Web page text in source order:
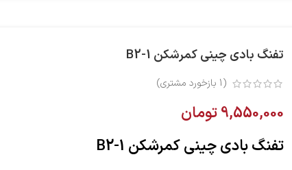
تفنگ بادی چینی کمرشکن B2-1
(
1 بازخورد مشتری)
9,550,000تومان
تفنگ بادی چینی کمرشکن B2-1